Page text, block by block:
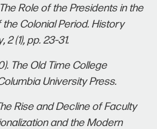
Role of the Presidents in the
Colonial Period. History
(1), pp. 23–31.
The Old Time College
University Press.
Rise and Decline of Faculty
and the Modern